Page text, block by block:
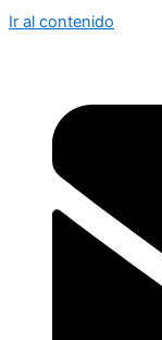
Ir al contenido